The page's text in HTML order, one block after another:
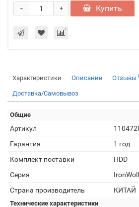
+
- Купить
Характеристики Описание Отзывы
Доставка/Самовывоз
Общие
Артикул
Гарантия
1 год
Комплект поставки
HDD
Серия
Страна производитель
КИТАЙ
Технические характеристики